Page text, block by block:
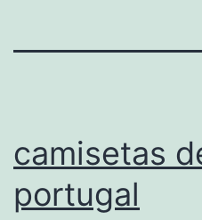
camisetas
portugal